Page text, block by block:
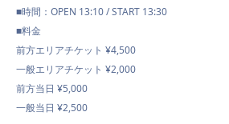
CONTACT
■時間：OPEN 13:10 / START 13:30
■料金
前方エリアチケット ¥4,500
一般エリアチケット ¥2,000
前方当日 ¥5,000
一般当日 ¥2,500